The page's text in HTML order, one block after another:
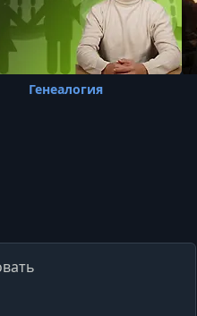
Генеалогия